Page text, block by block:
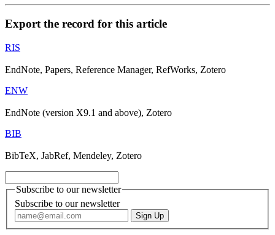
Export the record for this article
RIS
EndNote, Papers, Reference Manager, RefWorks, Zotero
ENW
EndNote (version X9.1 and above), Zotero
BIB
BibTeX, JabRef, Mendeley, Zotero
Subscribe to our newsletter
Subscribe to our newsletter